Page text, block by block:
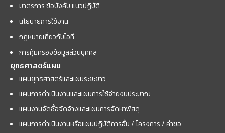
มาตรการ ข้อบังคับ แนวปฏิบัติ
นโยบายการใช้งาน
กฎหมายเกี่ยวกับไอที
การคุ้มครองข้อมูลส่วนบุคคล
ยุทธศาสตร์แผน
แผนยุทธศาสตร์และแผนระยะยาว
แผนการดำเนินงานและแผนการใช้จ่ายงบประมาณ
แผนงานจัดซื้อจัดจ้างและแผนการจัดหาพัสดุ
แผนการดำเนินงานหรือแผนปฏิบัติการอื่น / โครงการ / คำขอ